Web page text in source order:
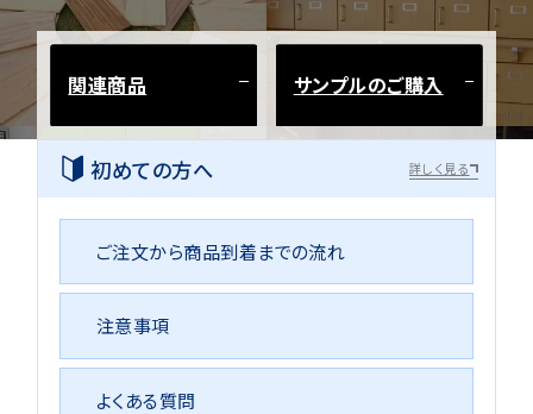
関連商品 サンプルのご購入
初めての方へ 詳しく見る
ご注文から商品到着までの流れ
注意事項
よくある質問